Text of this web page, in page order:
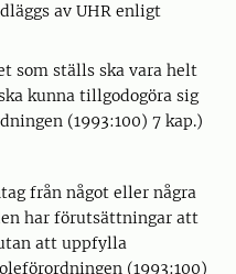
av UHR enligt
som ställs ska vara helt
kunna tillgodogöra sig
(1993:100) 7 kap.)
från något eller några
har förutsättningar att
att uppfylla
(1993:100)